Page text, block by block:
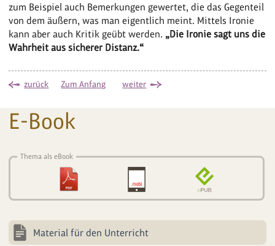
zum Beispiel auch Bemerkungen gewertet, die das Gegenteil
von dem äußern, was man eigentlich meint. Mittels Ironie
kann aber auch Kritik geübt werden. „Die Ironie sagt uns die
Wahrheit aus sicherer Distanz.“
zurück Zum Anfang weiter
E-Book
Thema als eBook
Material für den Unterricht